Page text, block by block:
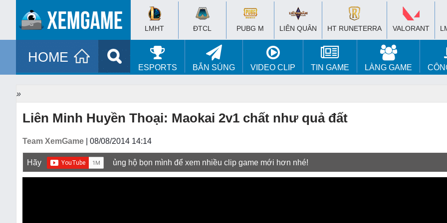
LMHT ĐTCL PUBG M LIÊN QUÂN HT RUNETERRA VALORANT
HOME
ESPORTS BẮN SÚNG VIDEO CLIP TIN GAME LÀNG GAME
»
Liên Minh Huyền Thoại: Maokai 2v1 chất như quả đất
Team XemGame | 08/08/2014 14:14
Hãy ủng hộ bọn mình để xem nhiều clip game mới hơn nhé!